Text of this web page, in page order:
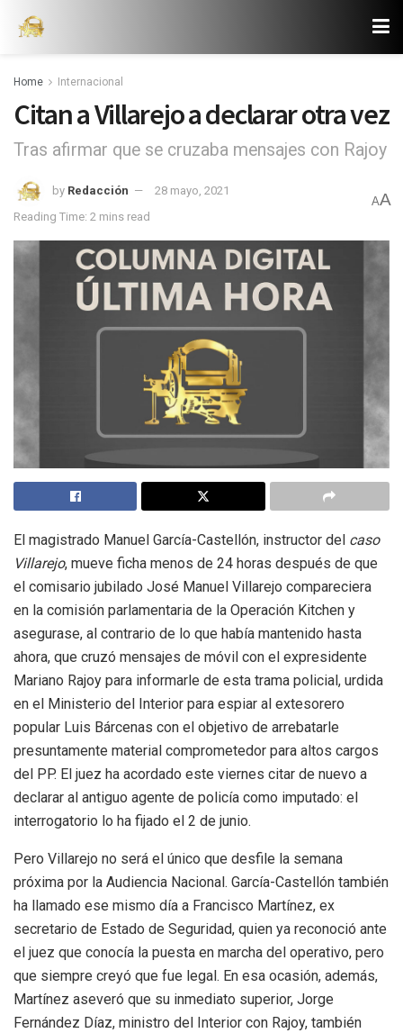
Home Internacional
Citan a Villarejo a declarar otra vez
Tras afirmar que se cruzaba mensajes con Rajoy
by Redacción
28 mayo, 2021
Reading Time: 2 mins read
AA
El magistrado Manuel García-Castellón, instructor del caso
Villarejo, mueve ficha menos de 24 horas después de que
el comisario jubilado José Manuel Villarejo compareciera
en la comisión parlamentaria de la Operación Kitchen y
asegurase, al contrario de lo que había mantenido hasta
ahora, que cruzó mensajes de móvil con el expresidente
Mariano Rajoy para informarle de esta trama policial, urdida
en el Ministerio del Interior para espiar al extesorero
popular Luis Bárcenas con el objetivo de arrebatarle
presuntamente material comprometedor para altos cargos
del PP. El juez ha acordado este viernes citar de nuevo a
declarar al antiguo agente de policía como imputado: el
interrogatorio lo ha fijado el 2 de junio.
Pero Villarejo no será el único que desfile la semana
próxima por la Audiencia Nacional. García-Castellón también
ha llamado ese mismo día a Francisco Martínez, ex
secretario de Estado de Seguridad, quien ya reconoció ante
el juez que conocía la puesta en marcha del operativo, pero
que siempre creyó que fue legal. En esa ocasión, además,
Martínez aseveró que su inmediato superior, Jorge
Fernández Díaz, ministro del Interior con Rajoy, también